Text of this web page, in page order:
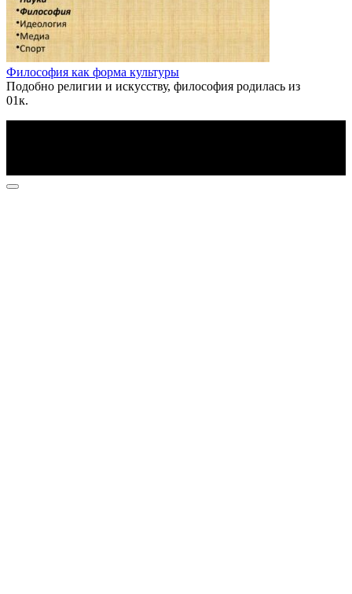
Философия как форма культуры
Подобно религии и искусству, философия родилась из
01к.